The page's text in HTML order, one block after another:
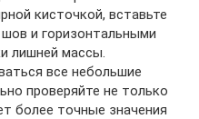
кисточкой, вставьте
и горизонтальными
лишней массы.
все небольшие
проверяйте не только
более точные значения